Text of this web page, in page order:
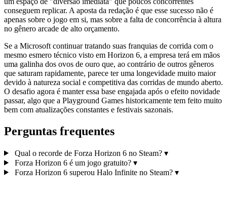
conseguem replicar. A aposta da redação é que esse sucesso não é
apenas sobre o jogo em si, mas sobre a falta de concorrência à altura
no gênero arcade de alto orçamento.
Se a Microsoft continuar tratando suas franquias de corrida com o
mesmo esmero técnico visto em Horizon 6, a empresa terá em mãos
uma galinha dos ovos de ouro que, ao contrário de outros gêneros
que saturam rapidamente, parece ter uma longevidade muito maior
devido à natureza social e competitiva das corridas de mundo aberto.
O desafio agora é manter essa base engajada após o efeito novidade
passar, algo que a Playground Games historicamente tem feito muito
bem com atualizações constantes e festivais sazonais.
Perguntas frequentes
Qual o recorde de Forza Horizon 6 no Steam? ▾
Forza Horizon 6 é um jogo gratuito? ▾
Forza Horizon 6 superou Halo Infinite no Steam? ▾